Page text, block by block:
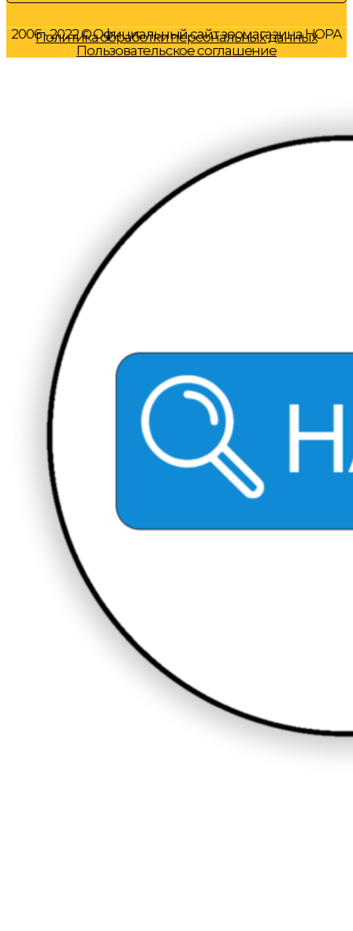
2006 - 2022 © Официальный сайт зоомагазина НОРА
Политика обработки персональных данных
Пользовательское соглашение